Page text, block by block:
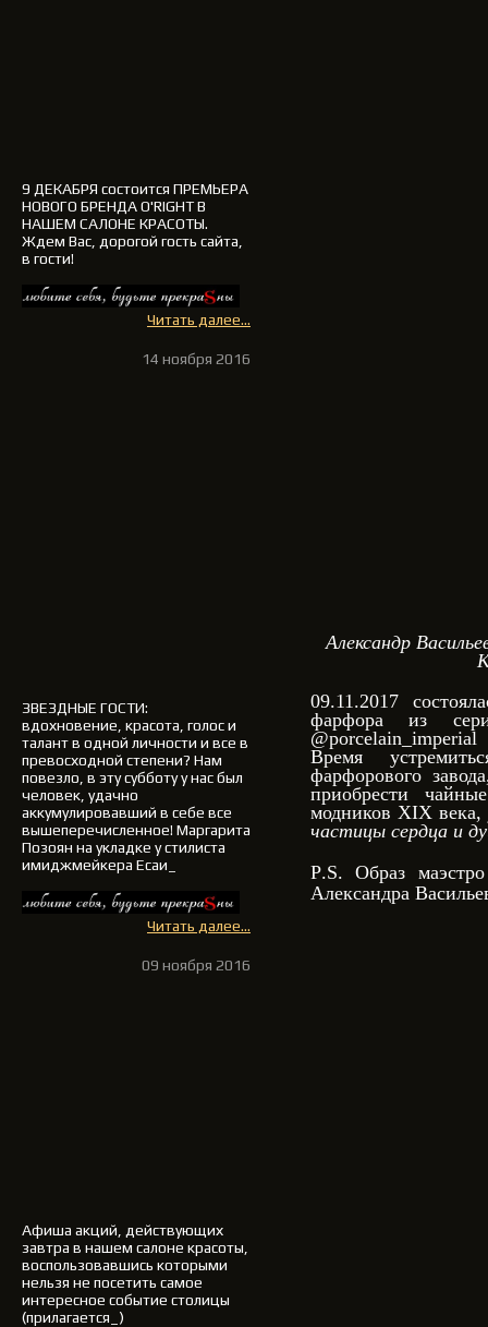
9 ДЕКАБРЯ состоится ПРЕМЬЕРА
НОВОГО БРЕНДАO'RIGHTВ
НАШЕМ САЛОНЕ КРАСОТЫ.
Ждем Вас, дорогой гость сайта,
в гости!
Читать далее...
14 ноября 2016
ЗВЕЗДНЫЕ ГОСТИ:
вдохновение, красота, голос и
талант в одной личности и все в
превосходной степени? Нам
повезло, в эту субботу у нас был
человек, удачно
аккумулировавший в себе все
вышеперечисленное! Маргарита
Позоян на укладке у стилиста
имиджмейкера Есаи_
Читать далее...
09 ноября 2016
Афиша акций, действующих
завтра в нашем салоне красоты,
воспользовавшись которыми
нельзя не посетить самое
интересное событие столицы
(прилагается_)
Александр
09.11.2017
фарфора из
Время
фарфорового
приобрести
модников XIX века,
частицы сердца и
P.S. Образ
Александра